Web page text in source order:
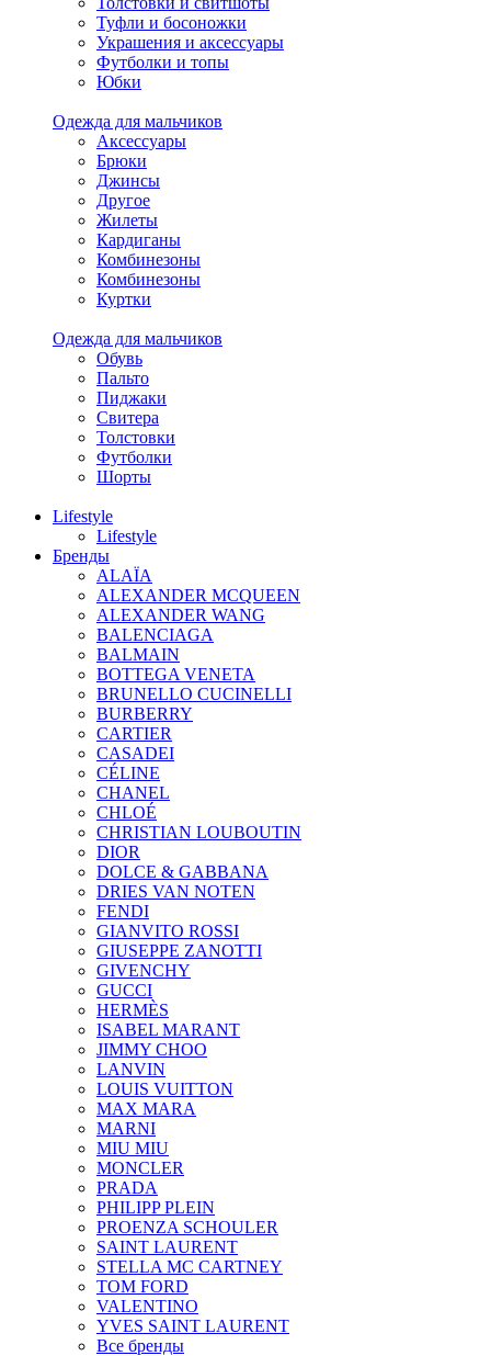
Туфли и босоножки
Украшения и аксессуары
Футболки и топы
Юбки
Одежда для мальчиков
Аксессуары
Брюки
Джинсы
Другое
Жилеты
Кардиганы
Комбинезоны
Комбинезоны
Куртки
Одежда для мальчиков
Обувь
Пальто
Пиджаки
Свитера
Толстовки
Футболки
Шорты
Lifestyle
Lifestyle
Бренды
ALAÏA
ALEXANDER MCQUEEN
ALEXANDER WANG
BALENCIAGA
BALMAIN
BOTTEGA VENETA
BRUNELLO CUCINELLI
BURBERRY
CARTIER
CASADEI
CÉLINE
CHANEL
CHLOÉ
CHRISTIAN LOUBOUTIN
DIOR
DOLCE & GABBANA
DRIES VAN NOTEN
FENDI
GIANVITO ROSSI
GIUSEPPE ZANOTTI
GIVENCHY
GUCCI
HERMÈS
ISABEL MARANT
JIMMY CHOO
LANVIN
LOUIS VUITTON
MAX MARA
MARNI
MIU MIU
MONCLER
PRADA
PHILIPP PLEIN
PROENZA SCHOULER
SAINT LAURENT
STELLA MC CARTNEY
TOM FORD
VALENTINO
YVES SAINT LAURENT
Все бренды